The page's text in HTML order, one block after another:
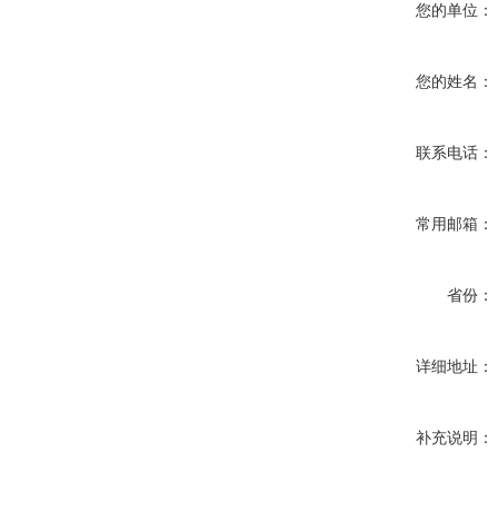
您的单位：
您的姓名：
联系电话：
常用邮箱：
省份：
详细地址：
补充说明：